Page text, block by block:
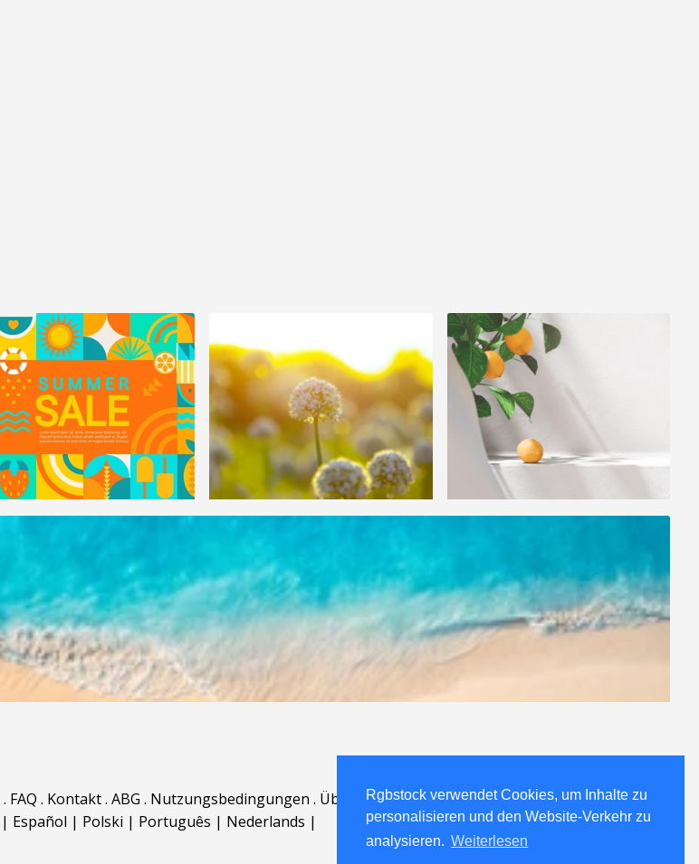
Rgbstock verwendet Cookies, um Inhalte zu
personalisieren und den Website-Verkehr zu
analysieren. Weiterlesen
. FAQ . Kontakt. ABG . Nutzungsbedingungen . Über
| Español | Polski | Português | Nederlands |